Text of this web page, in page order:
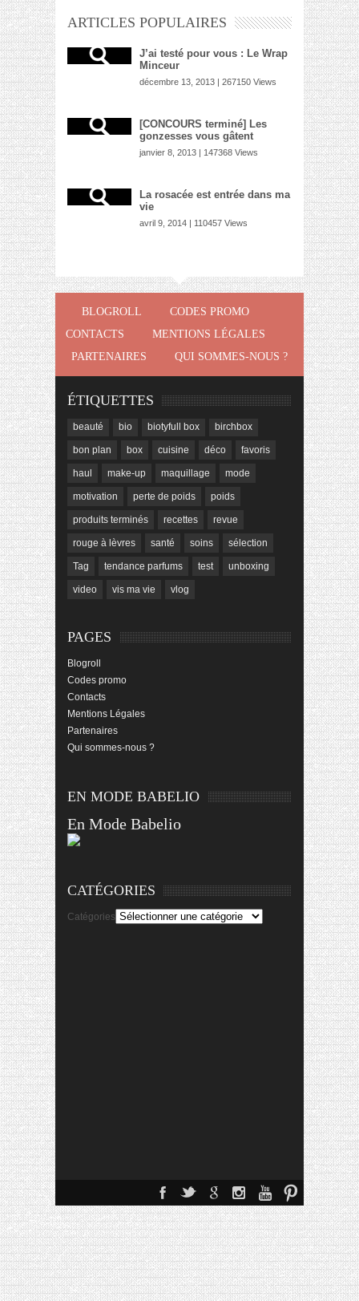
ARTICLES POPULAIRES
J’ai testé pour vous : Le Wrap
Minceur
décembre 13, 2013 | 267150 Views
[CONCOURS terminé] Les
gonzesses vous gâtent
janvier 8, 2013 | 147368 Views
La rosacée est entrée dans ma
vie
avril 9, 2014 | 110457 Views
BLOGROLL
CODES PROMO
CONTACTS
MENTIONS LÉGALES
PARTENAIRES
QUI SOMMES-NOUS ?
ÉTIQUETTES
beauté bio biotyfull box birchbox
bon plan box cuisine déco favoris
haul make-up maquillage mode
motivation perte de poids poids
produits terminés recettes revue
rouge à lèvres santé soins sélection
Tag tendance parfums test unboxing
video vis ma vie vlog
PAGES
Blogroll
Codes promo
Contacts
Mentions Légales
Partenaires
Qui sommes-nous ?
EN MODE BABELIO
En Mode Babelio
CATÉGORIES
Catégories